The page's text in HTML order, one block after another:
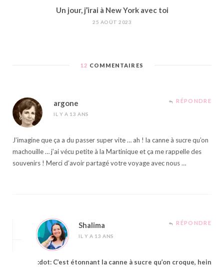
Un jour, j’irai à New York avec toi
25 AOÛT 2023
12 COMMENTAIRES
argone
IL Y A 13 ANS
RÉPONDRE
J’imagine que ça a du passer super vite … ah ! la canne à sucre qu’on
machouille … j’ai vécu petite à la Martinique et ça me rappelle des
souvenirs ! Merci d’avoir partagé votre voyage avec nous …
Shalima
IL Y A 13 ANS
RÉPONDRE
:dot: C’est étonnant la canne à sucre qu’on croque, hein